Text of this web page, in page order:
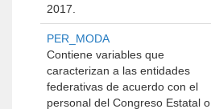
2017.
PER_MODA
Contiene variables que
caracterizan a las entidades
federativas de acuerdo con el
personal del Congreso Estatal o